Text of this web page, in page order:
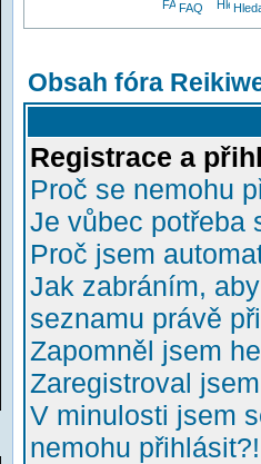
FAQ
Obsah fóra
Registrace a
Proč se nemohu
Je vůbec potřeba
Proč jsem
Jak zabráním,
seznamu právě
Zapomněl jsem
Zaregistroval
V minulosti jsem
nemohu přihlásit?!